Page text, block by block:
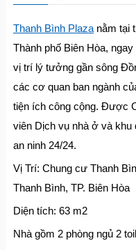
Thanh Bình Plazanằm tại
Thành phố Biên Hòa,
vị trí lý tưởng gần sông
các cơ quan ban ngành
tiện ích công cộng. Được
viên Dịch vụ nhà ở và khu
an ninh 24/24.
Vị Trí: Chung cư Thanh
Thanh Bình, TP. Biên Hòa
Diện tích: 63 m2
Nhà gồm 2 phòng ngủ 2